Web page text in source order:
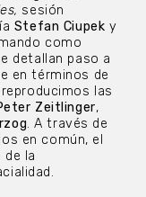
sesión
Stefan Ciupek y
como
detallan paso a
en términos de
las
Zeitlinger,
. A través de
en común, el
la